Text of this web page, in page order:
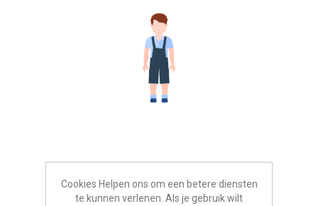
Cookies Helpen ons om een betere diensten
te kunnen verlenen. Als je gebruik wilt